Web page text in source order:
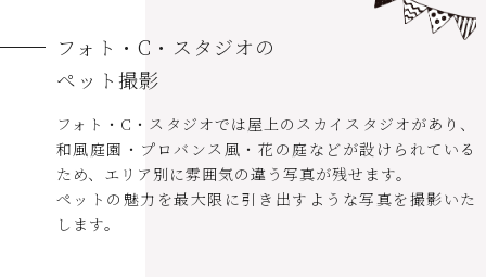
フォト・C・スタジオの
ペット撮影
フォト・C・スタジオでは屋上のスカイスタジオがあり、
和風庭園・プロバンス風・花の庭などが設けられている
ため、エリア別に雰囲気の違う写真が残せます。
ペットの魅力を最大限に引き出すような写真を撮影いた
します。